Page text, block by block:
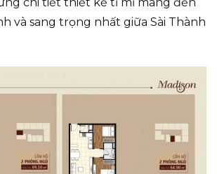
chi tiết thiết kế tỉ mỉ mang đến
và sang trọng nhất giữa Sài Thành